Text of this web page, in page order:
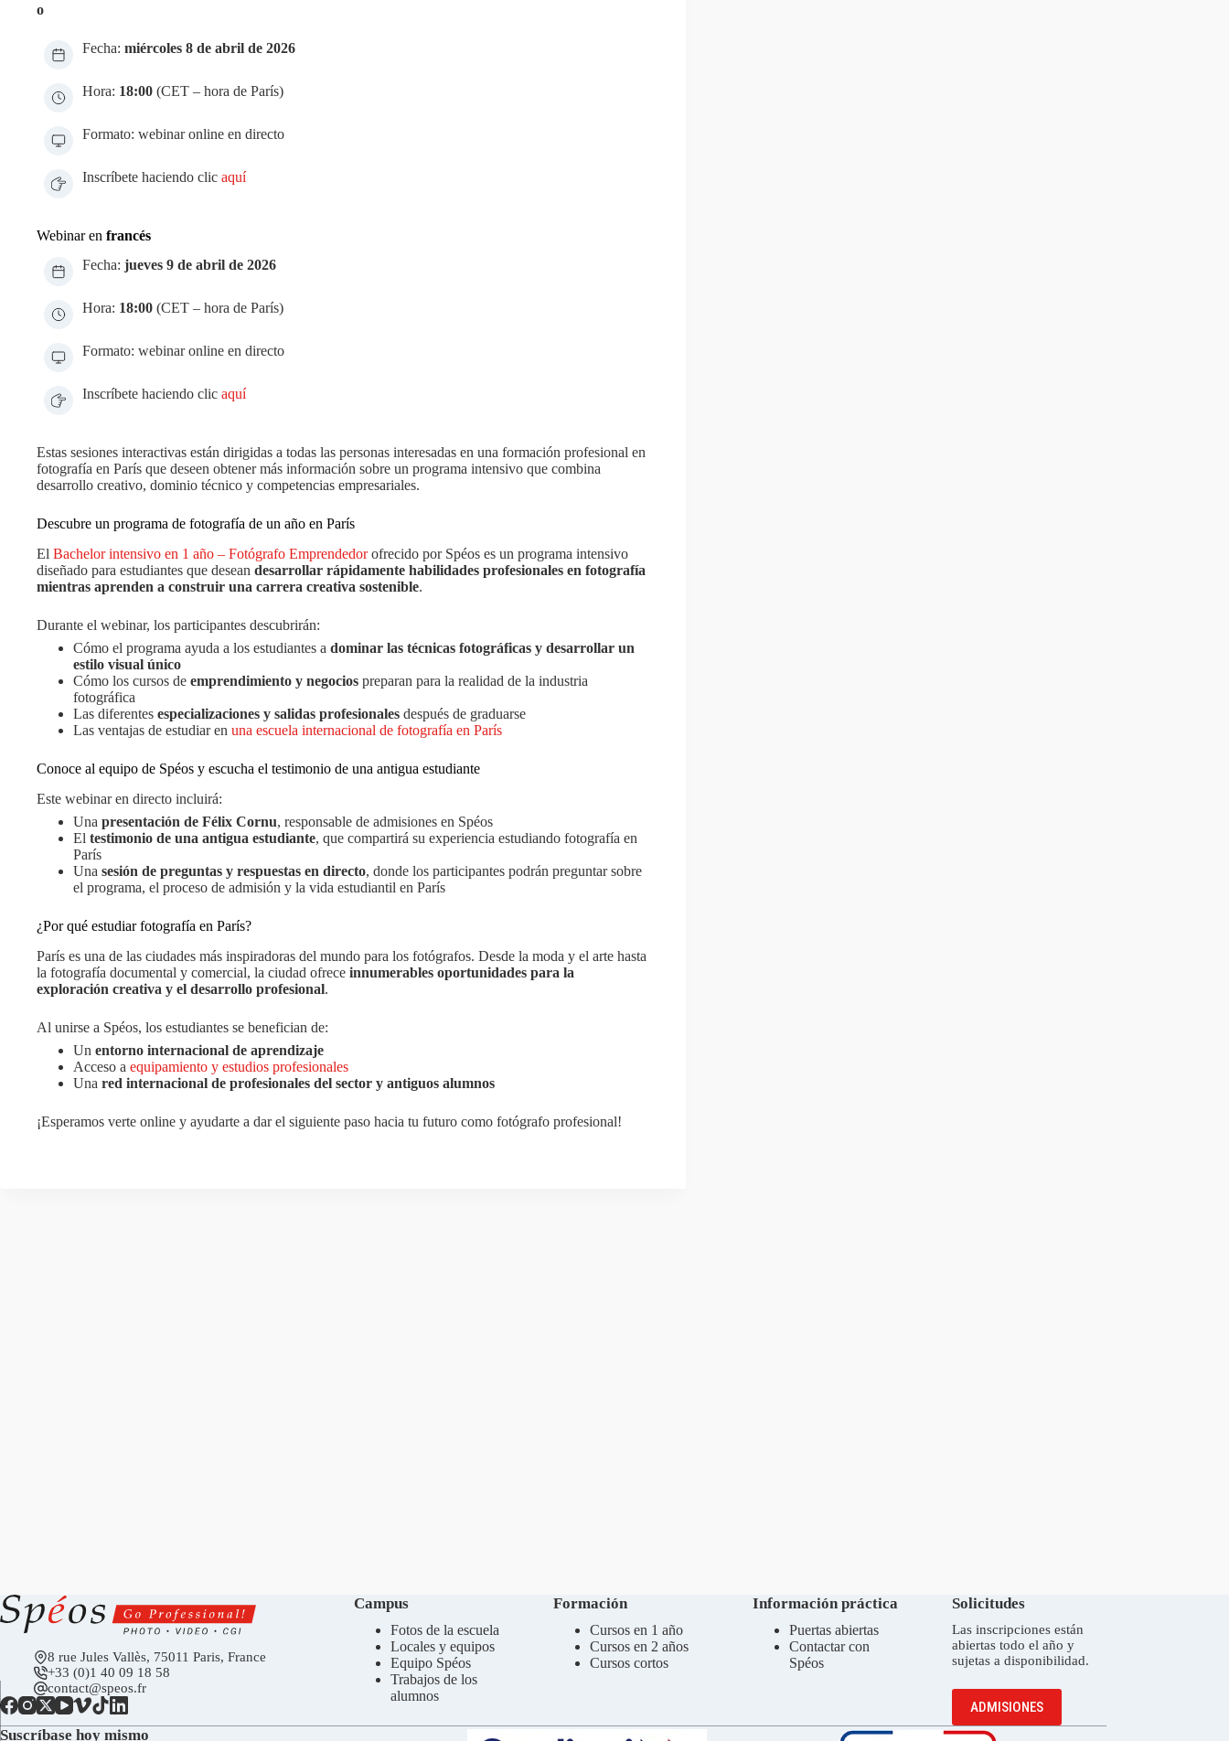
o
Fecha: miércoles 8 de abril de 2026
Hora: 18:00 (CET – hora de París)
Formato: webinar online en directo
Inscríbete haciendo clic aquí
Webinar en francés
Fecha: jueves 9 de abril de 2026
Hora: 18:00 (CET – hora de París)
Formato: webinar online en directo
Inscríbete haciendo clic aquí
Estas sesiones interactivas están dirigidas a todas las personas interesadas en una formación profesional en
fotografía en París que deseen obtener más información sobre un programa intensivo que combina
desarrollo creativo, dominio técnico y competencias empresariales.
Descubre un programa de fotografía de un año en París
El Bachelor intensivo en 1 año – Fotógrafo Emprendedorofrecido por Spéos es un programa intensivo
diseñado para estudiantes que desean desarrollar rápidamente habilidades profesionales en fotografía
mientras aprenden a construir una carrera creativa sostenible.
Durante el webinar, los participantes descubrirán:
Cómo el programa ayuda a los estudiantes a dominar las técnicas fotográficas y desarrollar un
estilo visual único
Cómo los cursos de emprendimiento y negocios preparan para la realidad de la industria
fotográfica
Las diferentes especializaciones y salidas profesionales después de graduarse
Las ventajas de estudiar en una escuela internacional de fotografía en París
Conoce al equipo de Spéos y escucha el testimonio de una antigua estudiante
Este webinar en directo incluirá:
Una presentación de Félix Cornu, responsable de admisiones en Spéos
El testimonio de una antigua estudiante, que compartirá su experiencia estudiando fotografía en
París
Una sesión de preguntas y respuestas en directo, donde los participantes podrán preguntar sobre
el programa, el proceso de admisión y la vida estudiantil en París
¿Por qué estudiar fotografía en París?
París es una de las ciudades más inspiradoras del mundo para los fotógrafos. Desde la moda y el arte hasta
la fotografía documental y comercial, la ciudad ofrece innumerables oportunidades para la
exploración creativa y el desarrollo profesional.
Al unirse a Spéos, los estudiantes se benefician de:
Un entorno internacional de aprendizaje
Acceso a equipamiento y estudios profesionales
Una red internacional de profesionales del sector y antiguos alumnos
¡Esperamos verte online y ayudarte a dar el siguiente paso hacia tu futuro como fotógrafo profesional!
8 rue Jules Vallès, 75011 Paris, France
+33 (0)1 40 09 18 58
contact@speos.fr
Campus
Fotos de la escuela
Locales y equipos
Equipo Spéos
Trabajos de los
alumnos
Formación
Cursos en 1 año
Cursos en 2 años
Cursos cortos
Información práctica
Puertas abiertas
Contactar con
Spéos
Solicitudes
Las inscripciones están
abiertas todo el año y
sujetas a disponibilidad.
ADMISIONES
Suscríbase hoy mismo